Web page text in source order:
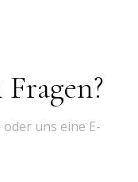
uns eine E-